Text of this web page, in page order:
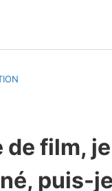
film, je
puis-